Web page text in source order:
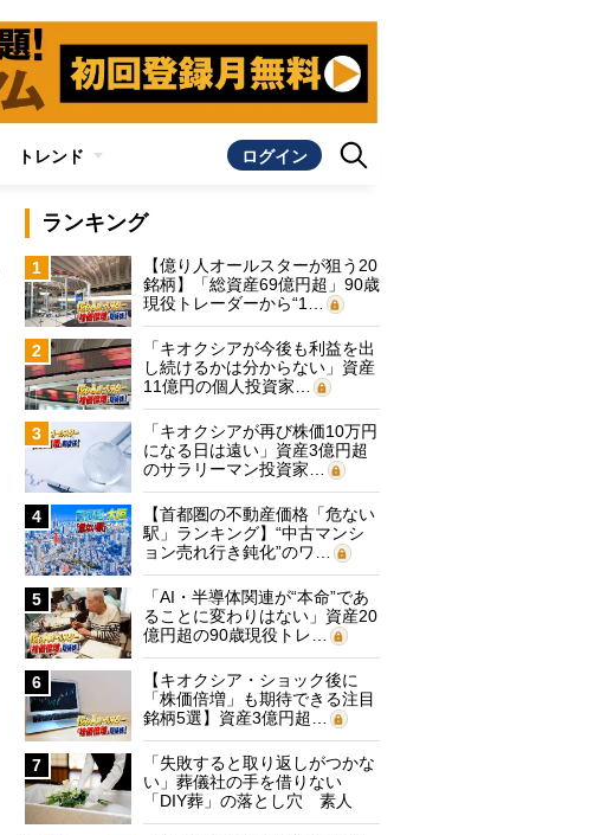
トレンド ログイン
ランキング
1
【億り人オールスターが狙う20
銘柄】「総資産69億円超」90歳
現役トレーダーから“1…
2
「キオクシアが今後も利益を出
し続けるかは分からない」資産
11億円の個人投資家…
3
「キオクシアが再び株価10万円
になる日は遠い」資産3億円超
のサラリーマン投資家…
4
【首都圏の不動産価格「危ない
駅」ランキング】“中古マンシ
ョン売れ行き鈍化”のワ…
5
「AI・半導体関連が“本命”であ
ることに変わりはない」資産20
億円超の90歳現役トレ…
6
【キオクシア・ショック後に
「株価倍増」も期待できる注目
銘柄5選】資産3億円超…
7
「失敗すると取り返しがつかな
い」葬儀社の手を借りない
「DIY葬」の落とし穴 素人
に…